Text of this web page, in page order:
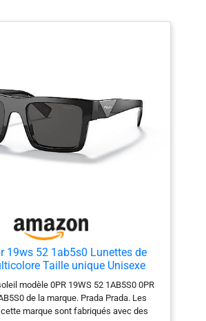
19ws 52 1ab5s0 Lunettes de
Taille unique Unisexe
Multicolore, Taille Unique
modèle 0PR 19WS 52 1AB5S0 0PR
de la marque. Prada Prada. Les
marque sont fabriqués avec des